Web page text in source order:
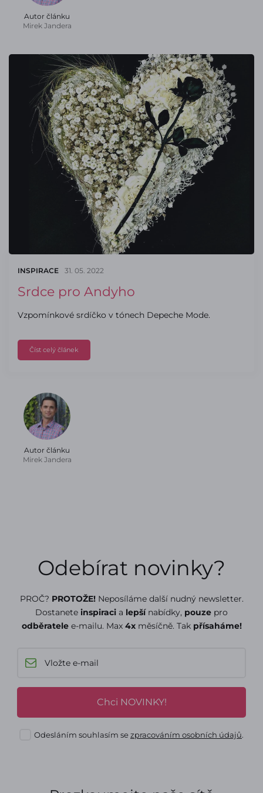
Autor článku
Mirek Jandera
INSPIRACE 31. 05. 2022
Srdce pro Andyho
Vzpomínkové srdíčko v tónech Depeche Mode.
Číst celý článek
Autor článku
Mirek Jandera
Odebírat novinky?
PROČ? PROTOŽE! Neposíláme další nudný newsletter.
Dostanete inspiraci a lepšínabídky, pouze pro
odběratelee-mailu. Max 4xměsíčně. Tak přísaháme!
Chci NOVINKY!
Odesláním souhlasím sezpracováním osobních údajů.